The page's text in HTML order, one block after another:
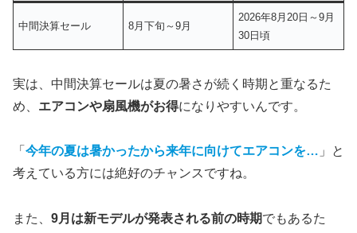
中間決算セール 8月下旬～9月
2026年8月20日～9月
30日頃
実は、中間決算セールは夏の暑さが続く時期と重なるた
め、 エアコンや扇風機がお得になりやすいんです。
「 今年の夏は暑かったから来年に向けてエアコンを… 」と
考えている方には絶好のチャンスですね。
また、 9月は新モデルが発表される前の時期でもあるた